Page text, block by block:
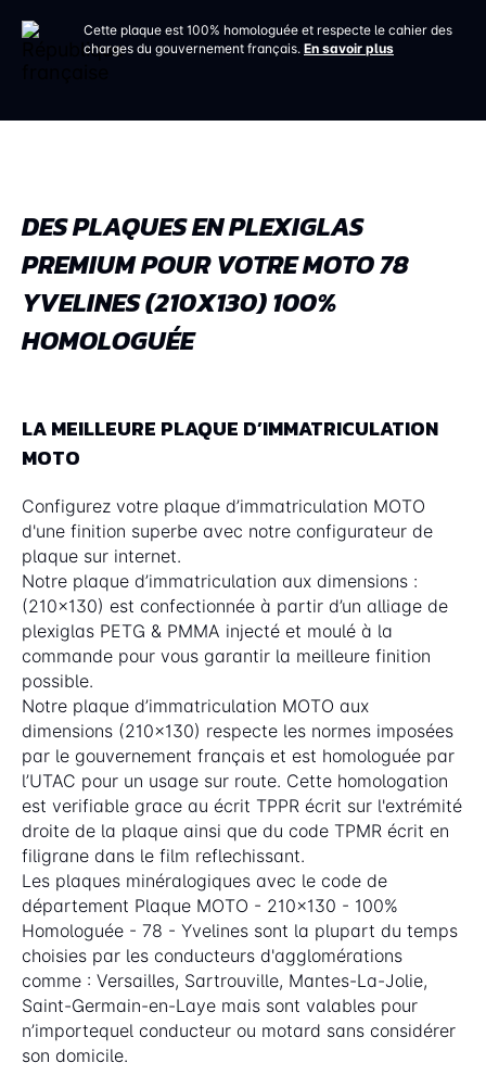
Cette plaque est 100% homologuée et respecte le cahier des
charges du gouvernement français. En savoir plus
DES PLAQUES EN PLEXIGLAS
PREMIUM POUR VOTRE MOTO 78
YVELINES (210X130) 100%
HOMOLOGUÉE
LA MEILLEURE PLAQUE D’IMMATRICULATION
MOTO
Configurez votre plaque d’immatriculation MOTO
d'une finition superbe avec notre configurateur de
plaque sur internet.
Notre plaque d’immatriculation aux dimensions :
(210x130) est confectionnée à partir d’un alliage de
plexiglas PETG & PMMA injecté et moulé à la
commande pour vous garantir la meilleure finition
possible.
Notre plaque d’immatriculation MOTO aux
dimensions (210x130) respecte les normes imposées
par le gouvernement français et est homologuée par
l’UTAC pour un usage sur route. Cette homologation
est verifiable grace au écrit TPPR écrit sur l'extrémité
droite de la plaque ainsi que du code TPMR écrit en
filigrane dans le film reflechissant.
Les plaques minéralogiques avec le code de
département Plaque MOTO - 210x130 - 100%
Homologuée - 78 - Yvelines sont la plupart du temps
choisies par les conducteurs d'agglomérations
comme : Versailles, Sartrouville, Mantes-La-Jolie,
Saint-Germain-en-Laye mais sont valables pour
n’importequel conducteur ou motard sans considérer
son domicile.